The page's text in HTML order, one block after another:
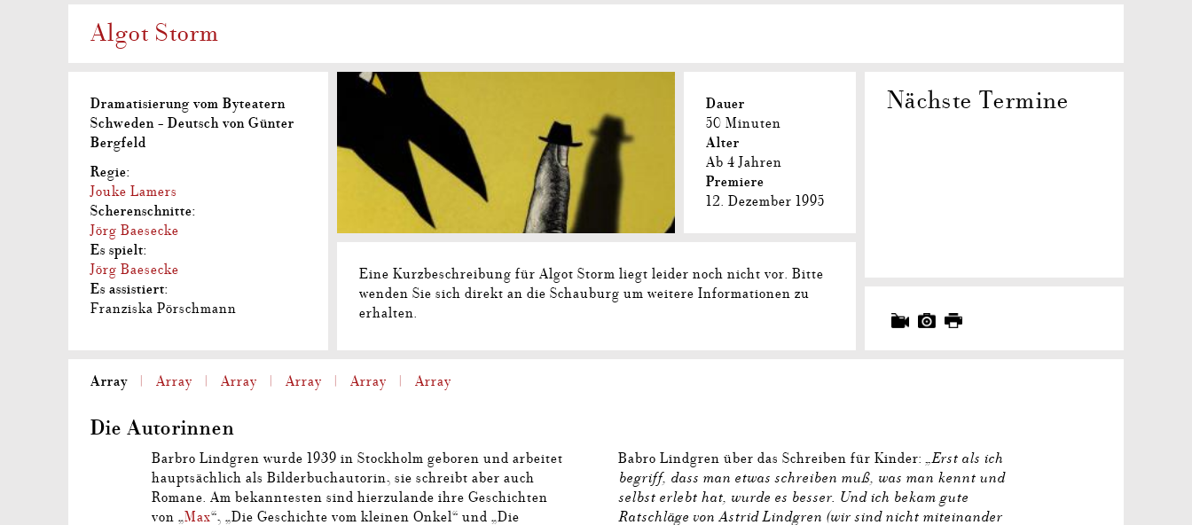
Algot Storm
Dramatisierung vom Byteatern
Schweden - Deutsch von Günter
Bergfeld
Regie:
Jouke Lamers
Scherenschnitte:
Jörg Baesecke
Es spielt:
Jörg Baesecke
Es assistiert:
Franziska Pörschmann
Dauer
50 Minuten
Alter
Ab 4 Jahren
Premiere
12. Dezember 1995
Eine Kurzbeschreibung für Algot Storm liegt leider noch nicht vor. Bitte
wenden Sie sich direkt an die Schauburg um weitere Informationen zu
erhalten.
Nächste Termine
Array Array Array Array Array Array
Die Autorinnen
Barbro Lindgren wurde 1939 in Stockholm geboren und arbeitet
hauptsächlich als Bilderbuchautorin, sie schreibt aber auch
Romane. Am bekanntesten sind hierzulande ihre Geschichten
von „Max“, „Die Geschichte vom kleinen Onkel“ und „Die
Babro Lindgren über das Schreiben für Kinder: „Erst als ich
begriff, dass man etwas schreiben muß, was man kennt und
selbst erlebt hat, wurde es besser. Und ich bekam gute
Ratschläge von Astrid Lindgren (wir sind nicht miteinander